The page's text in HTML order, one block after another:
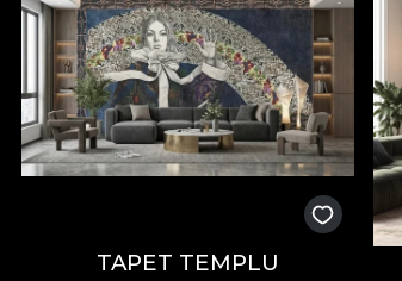
TAPET TEMPLU